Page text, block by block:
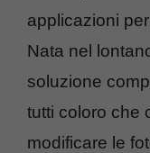
applicazioni per
Nata nel
soluzione
tutti coloro che
modificare le